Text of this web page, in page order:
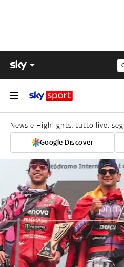
News e Highlights, tutto live:
Google Discover